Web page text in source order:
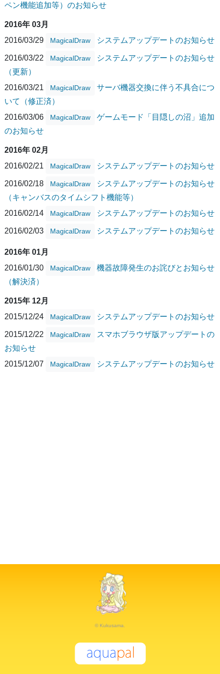
ペン機能追加等）のお知らせ
2016年 03月
2016/03/29
MagicalDraw システムアップデートのお知らせ
2016/03/22 MagicalDraw
システムアップデートのお知らせ
（更新）
2016/03/21
MagicalDraw
サーバ機器交換に伴う不具合につ
いて（修正済）
2016/03/06
MagicalDraw
ゲームモード「目隠しの沼」追加
のお知らせ
2016年 02月
2016/02/21
MagicalDraw システムアップデートのお知らせ
2016/02/18 MagicalDraw
システムアップデートのお知らせ
（キャンバスのタイムシフト機能等）
2016/02/14
MagicalDraw システムアップデートのお知らせ
2016/02/03 MagicalDraw システムアップデートのお知らせ
2016年 01月
2016/01/30
MagicalDraw
機器故障発生のお詫びとお知らせ
（解決済）
2015年 12月
2015/12/24
MagicalDraw システムアップデートのお知らせ
2015/12/22 MagicalDraw
スマホブラウザ版アップデートの
お知らせ
2015/12/07
MagicalDraw システムアップデートのお知らせ
© Kukusama.